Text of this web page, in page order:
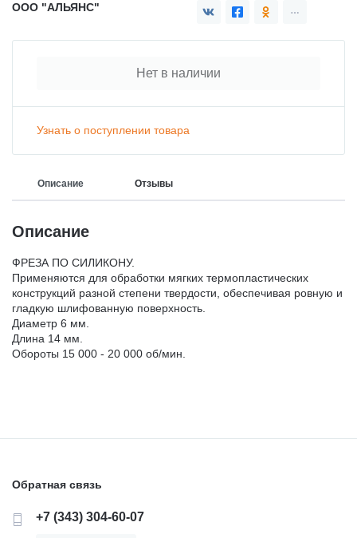
ООО "АЛЬЯНС"
Нет в наличии
Узнать о поступлении товара
Описание Отзывы
Описание
ФРЕЗА ПО СИЛИКОНУ.
Применяются для обработки мягких термопластических
конструкций разной степени твердости, обеспечивая ровную и
гладкую шлифованную поверхность.
Диаметр 6 мм.
Длина 14 мм.
Обороты 15 000 - 20 000 об/мин.
Обратная связь
+7 (343) 304-60-07